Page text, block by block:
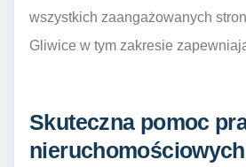
wszystkich zaangażowanych
Gliwice w tym zakresie
Skuteczna pomoc
nieruchomościowych